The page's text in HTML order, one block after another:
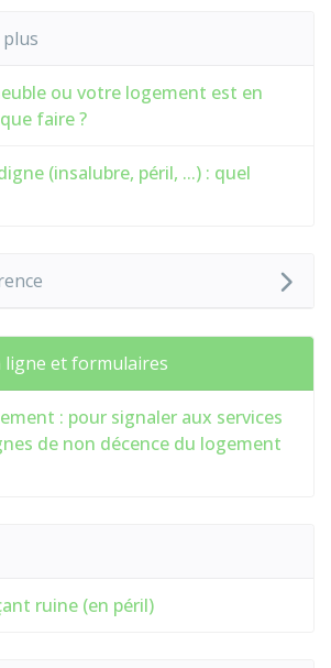
ou votre logement est en
faire ?
(insalubre, péril, ...) : quel
ligne et formulaires
: pour signaler aux services
de non décence du logement
ruine (en péril)